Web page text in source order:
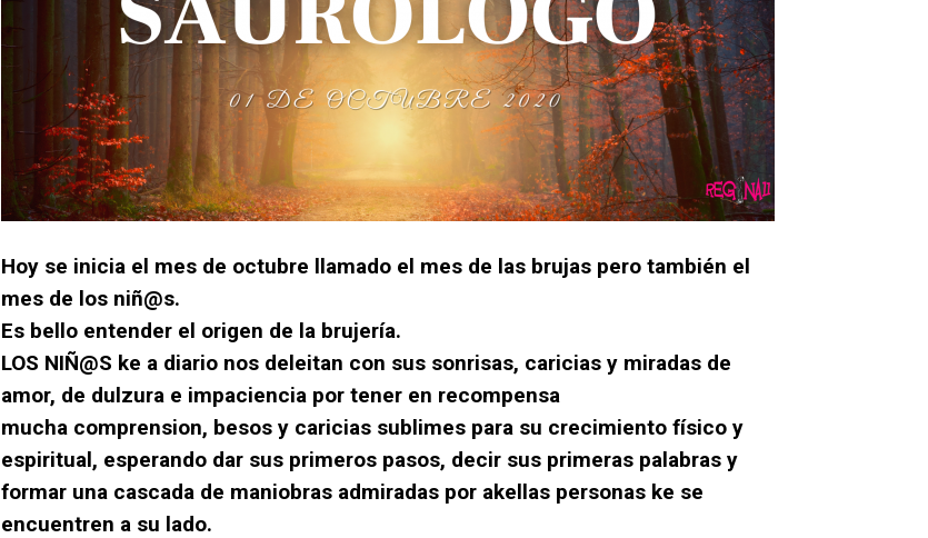
Hoy se inicia el mes de octubre llamado el mes de las brujas pero también el
mes de los niñ@s.
Es bello entender el origen de la brujería.
LOS NIÑ@S ke a diario nos deleitan con sus sonrisas, caricias y miradas de
amor, de dulzura e impaciencia por tener en recompensa
mucha comprension, besos y caricias sublimes para su crecimiento físico y
espiritual, esperando dar sus primeros pasos, decir sus primeras palabras y
formar una cascada de maniobras admiradas por akellas personas ke se
encuentren a su lado.